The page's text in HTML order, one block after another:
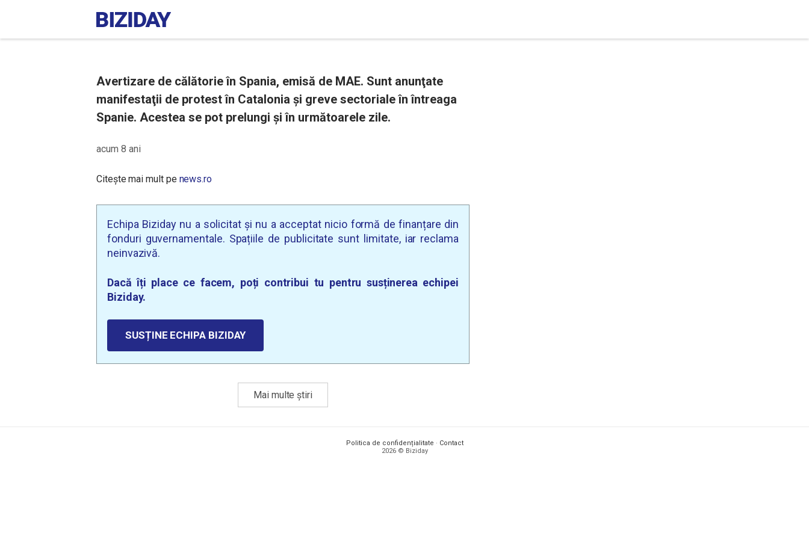
Avertizare de călătorie în Spania, emisă de MAE. Sunt anunţate
manifestaţii de protest în Catalonia şi greve sectoriale în întreaga
Spanie. Acestea se pot prelungi și în următoarele zile.
acum 8 ani
Citește mai mult pe news.ro
Echipa Biziday nu a solicitat și nu a acceptat nicio formă de finanțare din
fonduri guvernamentale. Spațiile de publicitate sunt limitate, iar reclama
neinvazivă.
Dacă îți place ce facem, poți contribui tu pentru susținerea echipei
Biziday.
SUSȚINE ECHIPA BIZIDAY
Mai multe știri
Politica de confidențialitate · Contact
2026 © Biziday